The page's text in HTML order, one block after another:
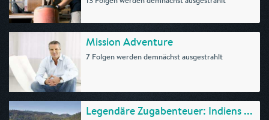
Mission Adventure
7 Folgen werden demnächst ausgestrahlt
Legendäre Zugabenteuer: Indiens ...